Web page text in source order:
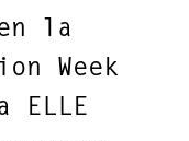
la
Week
ELLE